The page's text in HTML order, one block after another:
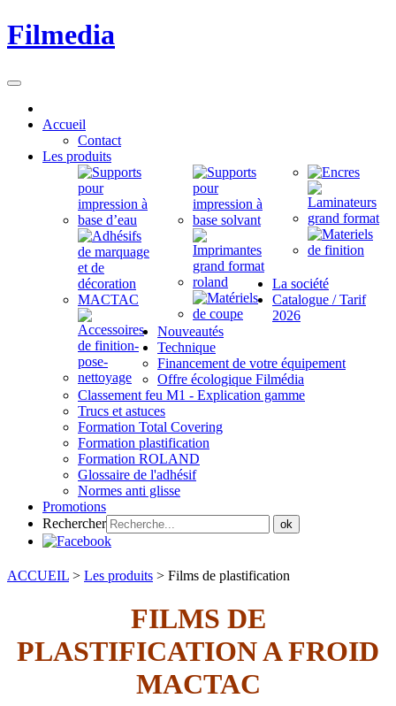
Filmedia
Accueil
Contact
Les produits
La société
Catalogue / Tarif
2026
Nouveautés
Technique
Financement de votre équipement
Offre écologique Filmédia
Classement feu M1 - Explication gamme
Trucs et astuces
Formation Total Covering
Formation plastification
Formation ROLAND
Glossaire de l'adhésif
Normes anti glisse
Promotions
Rechercher
ok
ACCUEIL > Les produits > Films de plastification
FILMS DE
PLASTIFICATION A FROID
MACTAC